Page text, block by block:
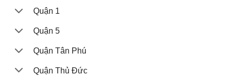
Quận 1
Quận 5
Quận Tân Phú
Quận Thủ Đức